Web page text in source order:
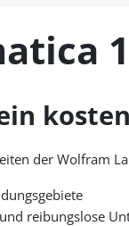
der Wolfram
reibungslose